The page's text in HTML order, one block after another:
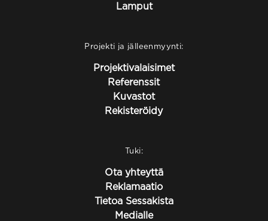
Lamput
Projekti ja jälleenmyynti:
Projektivalaisimet
Referenssit
Kuvastot
Rekisteröidy
Tuki:
Ota yhteyttä
Reklamaatio
Tietoa Sessakista
Medialle